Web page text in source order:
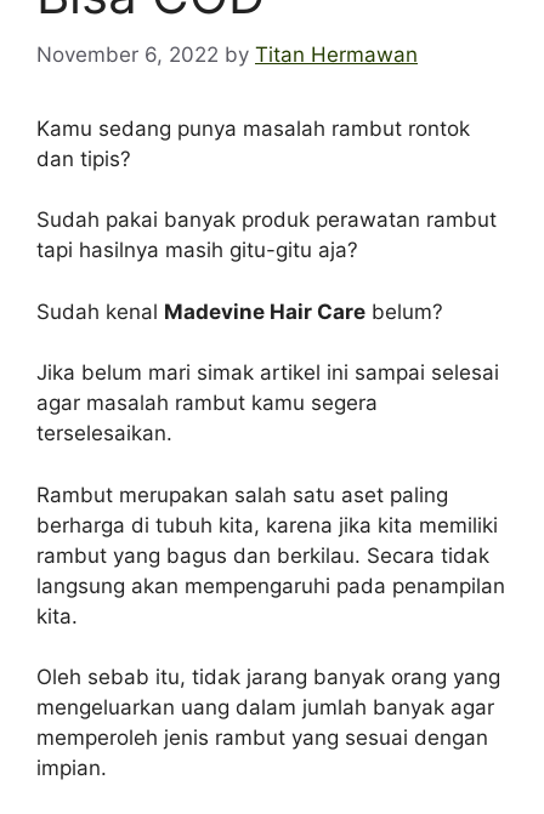
November 6, 2022 by Titan Hermawan
Kamu sedang punya masalah rambut rontok
dan tipis?
Sudah pakai banyak produk perawatan rambut
tapi hasilnya masih gitu-gitu aja?
Sudah kenal Madevine Hair Care belum?
Jika belum mari simak artikel ini sampai selesai
agar masalah rambut kamu segera
terselesaikan.
Rambut merupakan salah satu aset paling
berharga di tubuh kita, karena jika kita memiliki
rambut yang bagus dan berkilau. Secara tidak
langsung akan mempengaruhi pada penampilan
kita.
Oleh sebab itu, tidak jarang banyak orang yang
mengeluarkan uang dalam jumlah banyak agar
memperoleh jenis rambut yang sesuai dengan
impian.